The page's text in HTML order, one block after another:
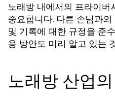
노래방 내에서의 프라이버
중요합니다. 다른 손님과
및 기록에 대한 규정을 준
응 방안도 미리 알고 있는
노래방 산업